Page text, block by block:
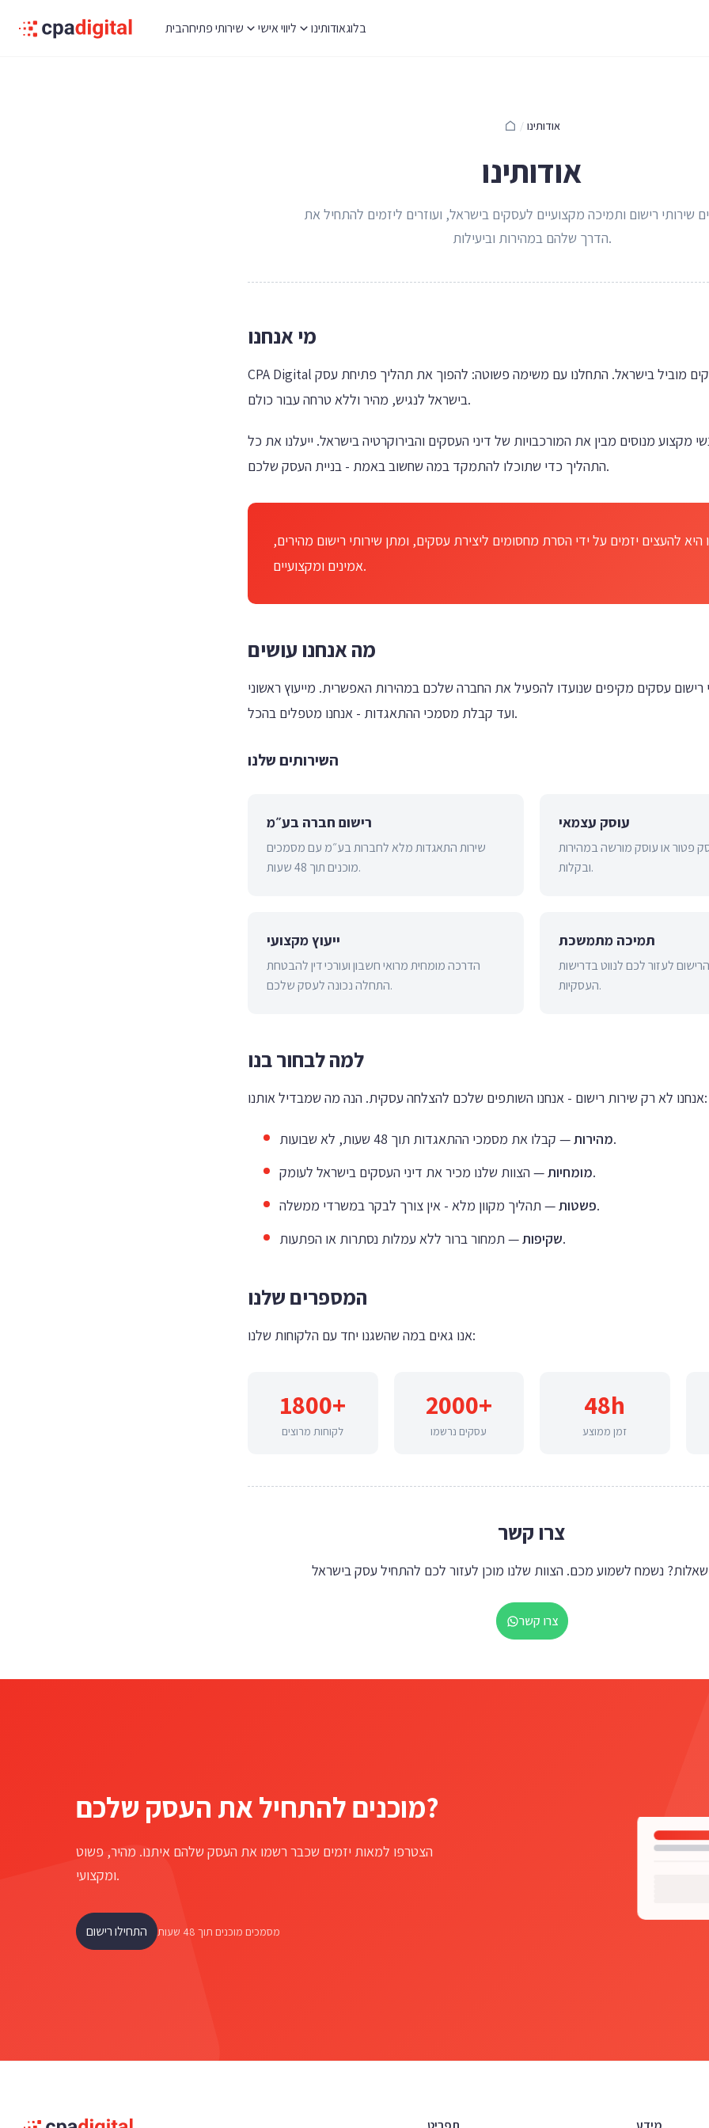
ביתשירותי פתיחה ליווי אישי אודותינובלוג
/ אודותינו
אודותינו
שירותי רישום ותמיכה מקצועיים לעסקים בישראל, ועוזרים ליזמים להתחיל את
הדרך שלהם במהירות וביעילות.
מי אנחנו
CPA Digital הוא שירות רישום עסקים מוביל בישראל. התחלנו עם משימה פשוטה: להפוך את תהליך פתיחת עסק
בישראל לנגיש, מהיר וללא טרחה עבור כולם.
מקצוע מנוסים מבין את המורכבויות של דיני העסקים והבירוקרטיה בישראל. ייעלנו את כל
התהליך כדי שתוכלו להתמקד במה שחשוב באמת - בניית העסק שלכם.
להעצים יזמים על ידי הסרת מחסומים ליצירת עסקים, ומתן שירותי רישום מהירים,
אמינים ומקצועיים.
מה אנחנו עושים
רישום עסקים מקיפים שנועדו להפעיל את החברה שלכם במהירות האפשרית. מייעוץ ראשוני
ועד קבלת מסמכי ההתאגדות - אנחנו מטפלים בהכל.
השירותים שלנו
רישום חברה בע״מ
שירות התאגדות מלא לחברות בע״מ עם מסמכים
מוכנים תוך 48 שעות.
עוסק עצמאי
פטור או עוסק מורשה במהירות
ובקלות.
ייעוץ מקצועי
הדרכה מומחית מרואי חשבון ועורכי דין להבטחת
התחלה נכונה לעסק שלכם.
תמיכה מתמשכת
לעזור לכם לנווט בדרישות
העסקיות.
למה לבחור בנו
אנחנו לא רק שירות רישום - אנחנו השותפים שלכם להצלחה עסקית. הנה מה שמבדיל אותנו:
מהירות—
קבלו את מסמכי ההתאגדות תוך 48 שעות, לא שבועות.
מומחיות—
הצוות שלנו מכיר את דיני העסקים בישראל לעומק.
פשטות—
תהליך מקוון מלא - אין צורך לבקר במשרדי ממשלה.
שקיפות— תמחור ברור ללא עמלות נסתרות או הפתעות.
המספרים שלנו
אנו גאים במה שהשגנו יחד עם הלקוחות שלנו:
1800+
לקוחות מרוצים
2000+
עסקים נרשמו
48h
זמן ממוצע
צרו קשר
צרו קשר
מוכנים להתחיל את העסק שלכם?
הצטרפו למאות יזמים שכבר רשמו את העסק שלהם איתנו. מהיר, פשוט
ומקצועי.
התחילו רישום מסמכים מוכנים תוך 48 שעות